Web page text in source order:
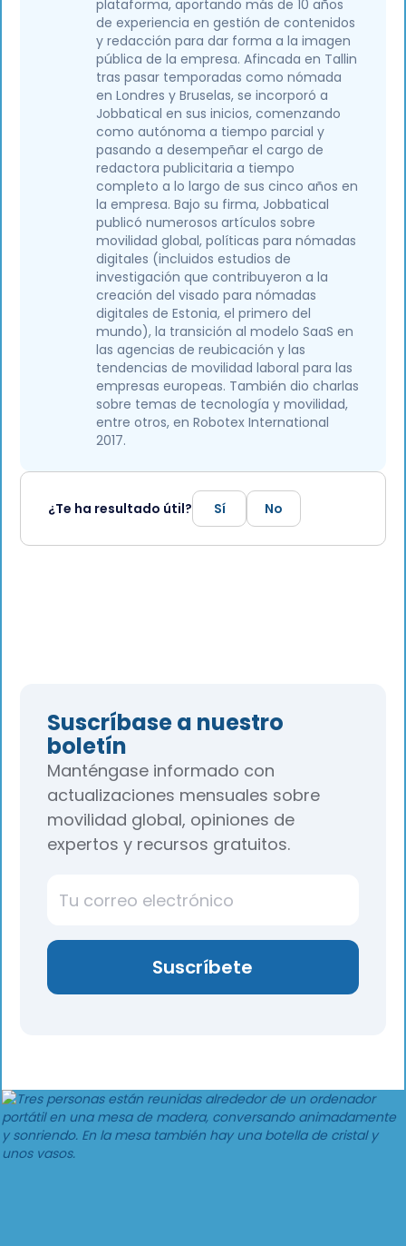
plataforma, aportando más de 10 años
de experiencia en gestión de contenidos
y redacción para dar forma a la imagen
pública de la empresa. Afincada en Tallin
tras pasar temporadas como nómada
en Londres y Bruselas, se incorporó a
Jobbatical en sus inicios, comenzando
como autónoma a tiempo parcial y
pasando a desempeñar el cargo de
redactora publicitaria a tiempo
completo a lo largo de sus cinco años en
la empresa. Bajo su firma, Jobbatical
publicó numerosos artículos sobre
movilidad global, políticas para nómadas
digitales (incluidos estudios de
investigación que contribuyeron a la
creación del visado para nómadas
digitales de Estonia, el primero del
mundo), la transición al modelo SaaS en
las agencias de reubicación y las
tendencias de movilidad laboral para las
empresas europeas. También dio charlas
sobre temas de tecnología y movilidad,
entre otros, en Robotex International
2017.
¿Te ha resultado útil? Sí No
Suscríbase a nuestro
boletín
Manténgase informado con
actualizaciones mensuales sobre
movilidad global, opiniones de
expertos y recursos gratuitos.